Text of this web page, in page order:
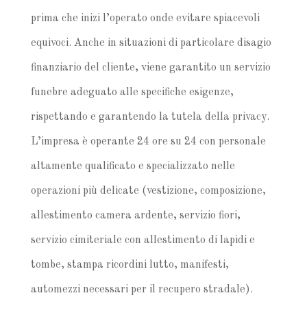
prima che inizi l’operato onde evitare spiacevoli
equivoci. Anche in situazioni di particolare disagio
finanziario del cliente, viene garantito un servizio
funebre adeguato alle specifiche esigenze,
rispettando e garantendo la tutela della privacy.
L’impresa è operante 24 ore su 24 con personale
altamente qualificato e specializzato nelle
operazioni più delicate (vestizione, composizione,
allestimento camera ardente, servizio fiori,
servizio cimiteriale con allestimento di lapidi e
tombe, stampa ricordini lutto, manifesti,
automezzi necessari per il recupero stradale).